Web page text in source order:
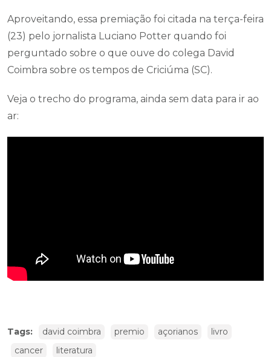
Aproveitando, essa premiação foi citada na terça-feira
(23) pelo jornalista Luciano Potter quando foi
perguntado sobre o que ouve do colega David
Coimbra sobre os tempos de Criciúma (SC).
Veja o trecho do programa, ainda sem data para ir ao
ar:
Tags: david coimbra premio açorianos
livro
cancer
literatura